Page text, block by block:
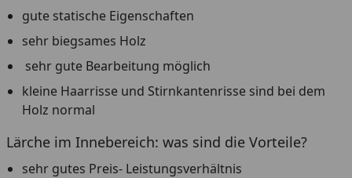
gute statische Eigenschaften
sehr biegsames Holz
sehr gute Bearbeitung möglich
kleine Haarrisse und Stirnkantenrisse sind bei dem
Holz normal
Lärche im Innebereich: was sind die Vorteile?
sehr gutes Preis- Leistungsverhältnis